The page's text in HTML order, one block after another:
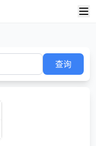
查询